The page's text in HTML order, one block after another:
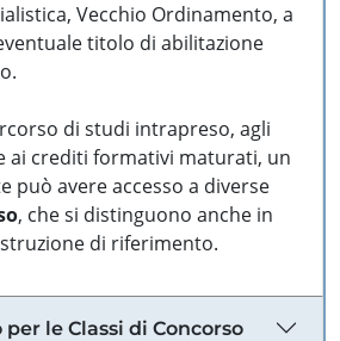
Vecchio Ordinamento, a
titolo di abilitazione
di studi intrapreso, agli
ai crediti formativi maturati, un
può avere accesso a diverse
, che si distinguono anche in
di riferimento.
le Classi di Concorso